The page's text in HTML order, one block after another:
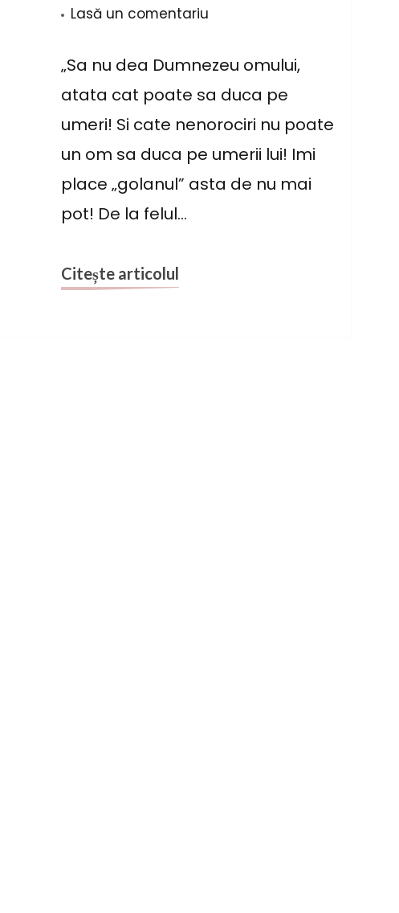
Lasă un comentariula
Istrati
–
„Sa nu dea Dumnezeu omului,
atata cat poate sa duca pe
umeri! Si cate nenorociri nu poate
un om sa duca pe umerii lui! Imi
place „golanul” asta de nu mai
pot! De la felul…
Citește articolul
talpile goale Featured
caracatita – sau cum
cu trei inimi si sa
doare
Featured Presar